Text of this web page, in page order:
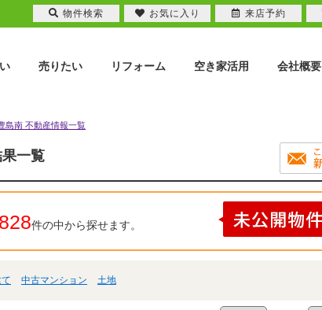
売りたい リフォーム 空き家活用 会社概要
島南 不動産情報一覧
一覧
828件の中から探せます。
中古マンション 土地
物件検索 お気に入り 来店予約